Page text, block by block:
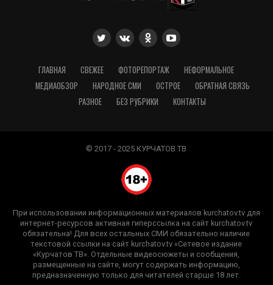
ГЛАВНАЯ СВЕЖЕЕ ФОТОРЕПОРТАЖ
НЕФОРМАЛЬНОЕ
МЕДИАОБЗОР
НАРОДНОЕ СМИ ОСТРОЕ
ОБРАТНАЯ СВЯЗЬ
РАЗНОЕ
БЕЗ РУБРИКИ КОНТАКТЫ
© 2017 - 2025 КУРЧАТОВ ТВ
При использовании информационных материалов kurchatov.tv для
интернет-ресурсов активная гиперссылка на сайт kurchatov.tv
обязательна! Для всех остальных СМИ обязательно наличие
текстовой ссылки на сайт kurchatov.tv «Сетевое издание
«Курчатов ТВ». Отдельные видеосюжеты и сообщения,
размещенные на сайте, могут содержать информацию,
предназначенную только для читателей старше 18 лет.